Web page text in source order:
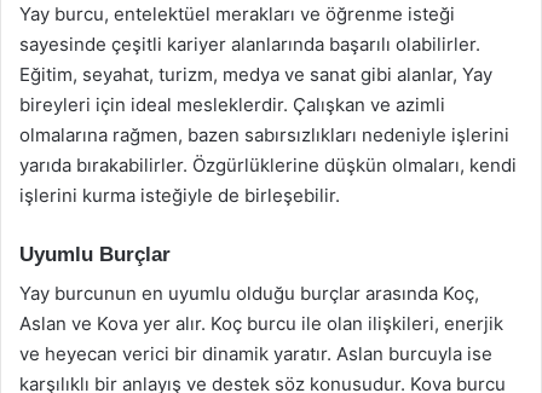
Yay burcu, entelektüel merakları ve öğrenme isteği
sayesinde çeşitli kariyer alanlarında başarılı olabilirler.
Eğitim, seyahat, turizm, medya ve sanat gibi alanlar, Yay
bireyleri için ideal mesleklerdir. Çalışkan ve azimli
olmalarına rağmen, bazen sabırsızlıkları nedeniyle işlerini
yarıda bırakabilirler. Özgürlüklerine düşkün olmaları, kendi
işlerini kurma isteğiyle de birleşebilir.
Uyumlu Burçlar
Yay burcunun en uyumlu olduğu burçlar arasında Koç,
Aslan ve Kova yer alır. Koç burcu ile olan ilişkileri, enerjik
ve heyecan verici bir dinamik yaratır. Aslan burcuyla ise
karşılıklı bir anlayış ve destek söz konusudur. Kova burcu